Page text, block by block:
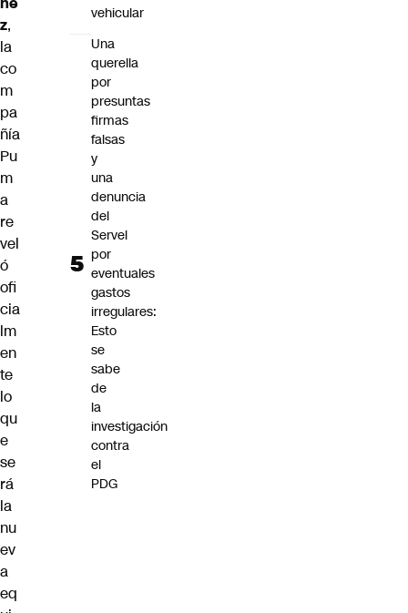
z,
la
co
m
pa
ñía
Pu
m
a
re
vel
ó
ofi
cia
lm
en
te
lo
qu
e
se
rá
la
nu
ev
a
eq
vehicular
Una
querella
por
presuntas
firmas
falsas
y
una
denuncia
del
Servel
por
eventuales
gastos
irregulares:
Esto
se
sabe
de
la
investigación
contra
el
PDG